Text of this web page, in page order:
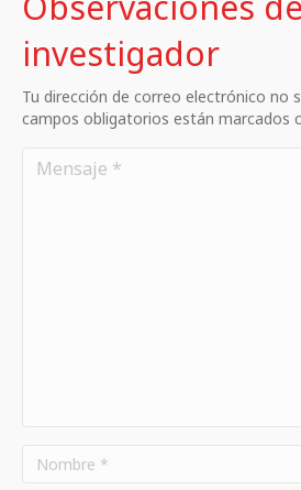
investigador
Tu dirección de correo electrónico no
campos obligatorios están marcados